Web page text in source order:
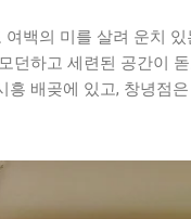
백의 미를 살려 운치
던하고 세련된 공간이
흥 배곶에 있고, 창녕점